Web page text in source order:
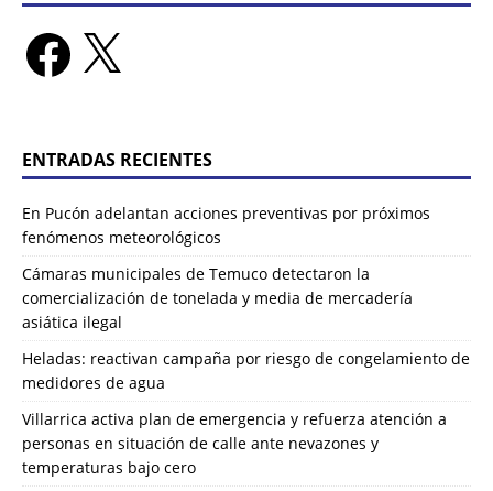
ENTRADAS RECIENTES
En Pucón adelantan acciones preventivas por próximos
fenómenos meteorológicos
Cámaras municipales de Temuco detectaron la
comercialización de tonelada y media de mercadería
asiática ilegal
Heladas: reactivan campaña por riesgo de congelamiento de
medidores de agua
Villarrica activa plan de emergencia y refuerza atención a
personas en situación de calle ante nevazones y
temperaturas bajo cero